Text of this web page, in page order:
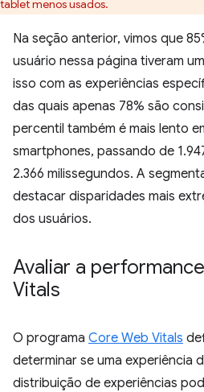
tablet menos usados.
Na seção anterior, vimos que
usuário nessa página tiveram
isso com as experiências
das quais apenas 78% são
percentil também é mais lento
smartphones, passando de
2.366 milissegundos. A
destacar disparidades mais
dos usuários.
Avaliar a
Vitals
O programa Core Web Vitals
determinar se uma experiência
distribuição de experiências